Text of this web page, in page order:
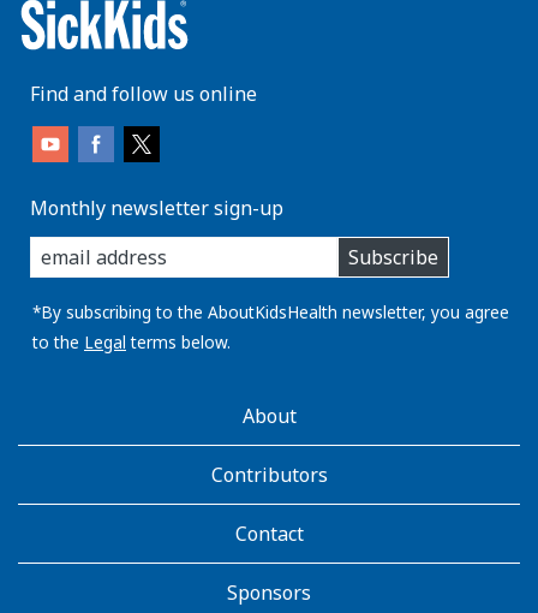
Find and follow us online
Monthly newsletter sign-up
enter
you
email
address:
Subscribe
*By subscribing to the AboutKidsHealth newsletter, you agree
to the Legal terms below.
AboutKidsHealthAbout
Contributors
Contact
Sponsors